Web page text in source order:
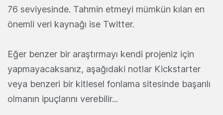
76 seviyesinde. Tahmin etmeyi mümkün kılan en
önemli veri kaynağı ise Twitter.
Eğer benzer bir araştırmayı kendi projeniz için
yapmayacaksanız, aşağıdaki notlar Kickstarter
veya benzeri bir kitlesel fonlama sitesinde başarılı
olmanın ipuçlarını verebilir...